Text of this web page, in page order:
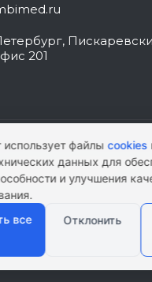
Здравствуйте!
вам. Напишите
вас
201
ПОЛИТИКА
ДАННЫХ
- Медицинское
на этом
использует файлыcookies
данных для
и улучшения
все
Отклонить